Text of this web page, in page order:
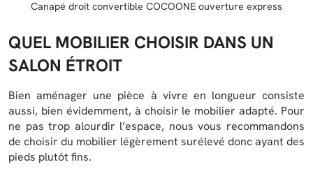
Canapé droit convertible COCOONE ouverture express
QUEL MOBILIER CHOISIR DANS UN
SALON ÉTROIT
Bien aménager une pièce à vivre en longueur consiste
aussi, bien évidemment, à choisir le mobilier adapté. Pour
ne pas trop alourdir l’espace, nous vous recommandons
de choisir du mobilier légèrement surélevé donc ayant des
pieds plutôt fins.